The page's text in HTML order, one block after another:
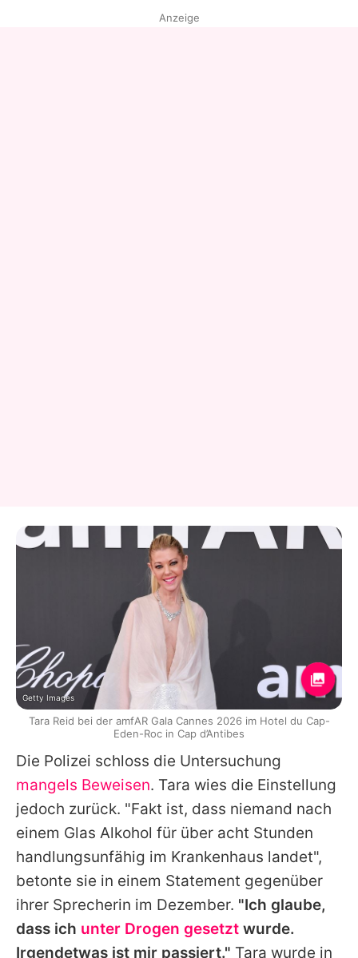
Die Polizei schloss die Untersuchung
mangels Beweisen. Tara wies die Einstellung
jedoch zurück. "Fakt ist, dass niemand nach
einem Glas Alkohol für über acht Stunden
handlungsunfähig im Krankenhaus landet",
betonte sie in einem Statement gegenüber
ihrer Sprecherin im Dezember. "Ich glaube,
dass ich unter Drogen gesetzt wurde.
Irgendetwas ist mir passiert." Tara wurde in
Anzeige
Getty Images
Tara Reid bei der amfAR Gala Cannes 2026 im Hotel du Cap-
Eden-Roc in Cap d’Antibes